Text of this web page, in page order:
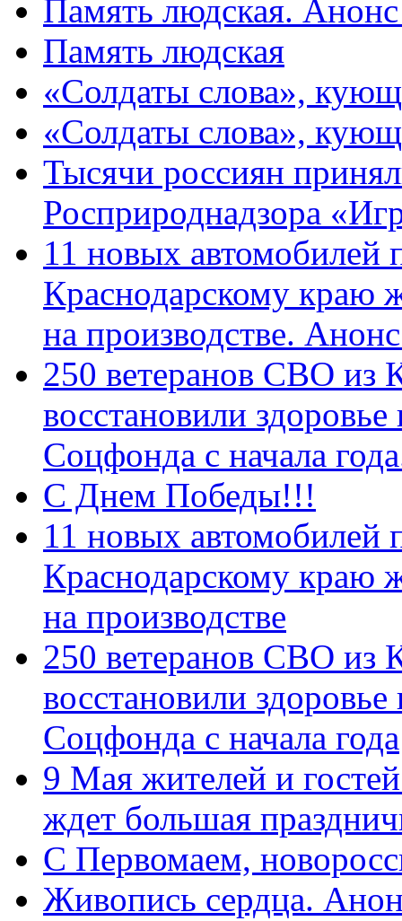
Память людская.
Память людская
«Солдаты слова»,
«Солдаты слова»,
Тысячи россиян
Росприроднадзора
11 новых автомобилей
Краснодарскому краю
на производстве.
250 ветеранов СВО из
восстановили
Соцфонда с начала
С Днем Победы!!!
11 новых автомобилей
Краснодарскому краю
на производстве
250 ветеранов СВО из
восстановили
Соцфонда с начала года
9 Мая жителей и
ждет большая
C Первомаем,
Живопись сердца.